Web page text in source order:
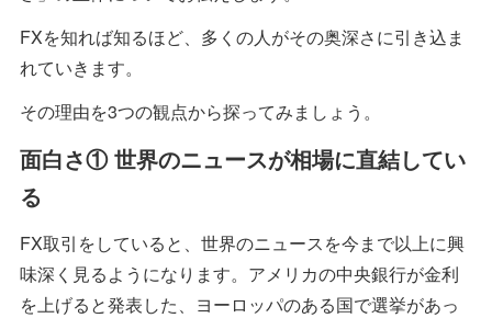
FXを知れば知るほど、多くの人がその奥深さに引き込ま
れていきます。
その理由を3つの観点から探ってみましょう。
面白さ① 世界のニュースが相場に直結してい
る
FX取引をしていると、世界のニュースを今まで以上に興
味深く見るようになります。アメリカの中央銀行が金利
を上げると発表した、ヨーロッパのある国で選挙があっ